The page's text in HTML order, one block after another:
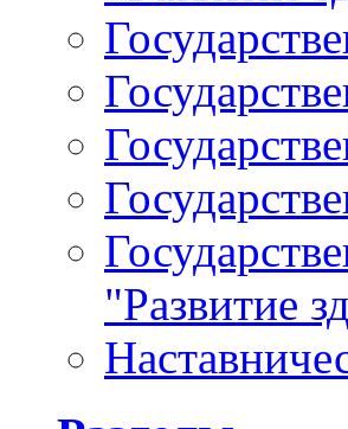
"Развитие